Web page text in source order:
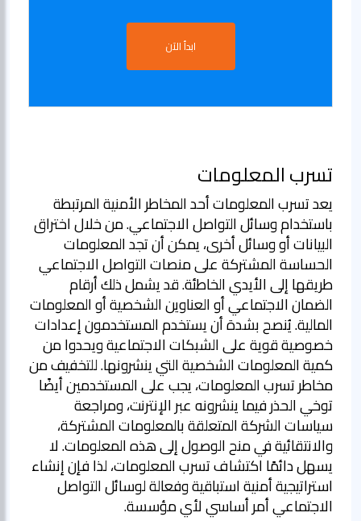
ابدأ الآن
تسرب المعلومات
يعد تسرب المعلومات أحد المخاطر الأمنية المرتبطة
باستخدام وسائل التواصل الاجتماعي. من خلال اختراق
البيانات أو وسائل أخرى، يمكن أن تجد المعلومات
الحساسة المشتركة على منصات التواصل الاجتماعي
طريقها إلى الأيدي الخاطئة. قد يشمل ذلك أرقام
الضمان الاجتماعي أو العناوين الشخصية أو المعلومات
المالية. يُنصح بشدة أن يستخدم المستخدمون إعدادات
خصوصية قوية على الشبكات الاجتماعية ويحدوا من
كمية المعلومات الشخصية التي ينشرونها. للتخفيف من
مخاطر تسرب المعلومات، يجب على المستخدمين أيضًا
توخي الحذر فيما ينشرونه عبر الإنترنت، ومراجعة
سياسات الشركة المتعلقة بالمعلومات المشتركة،
والانتقائية في منح الوصول إلى هذه المعلومات. لا
يسهل دائمًا اكتشاف تسرب المعلومات، لذا فإن إنشاء
استراتيجية أمنية استباقية وفعالة لوسائل التواصل
الاجتماعي أمر أساسي لأي مؤسسة.